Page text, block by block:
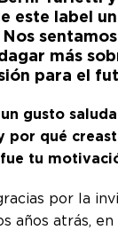
este label
más
para el
gusto
por qué
fue tu
por la
años atrás, en